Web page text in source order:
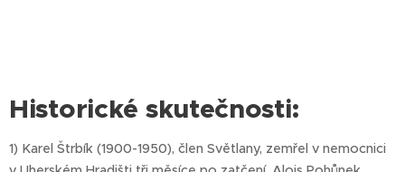
Historické skutečnosti:
1) Karel Štrbík (1900-1950), člen Světlany, zemřel v nemocnici